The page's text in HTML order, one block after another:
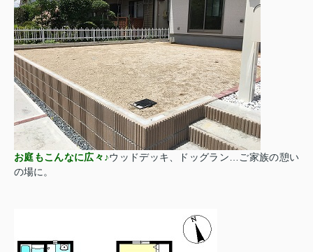
お庭もこんなに広々♪ウッドデッキ、ドッグラン…
ご家族の憩い
の場に。